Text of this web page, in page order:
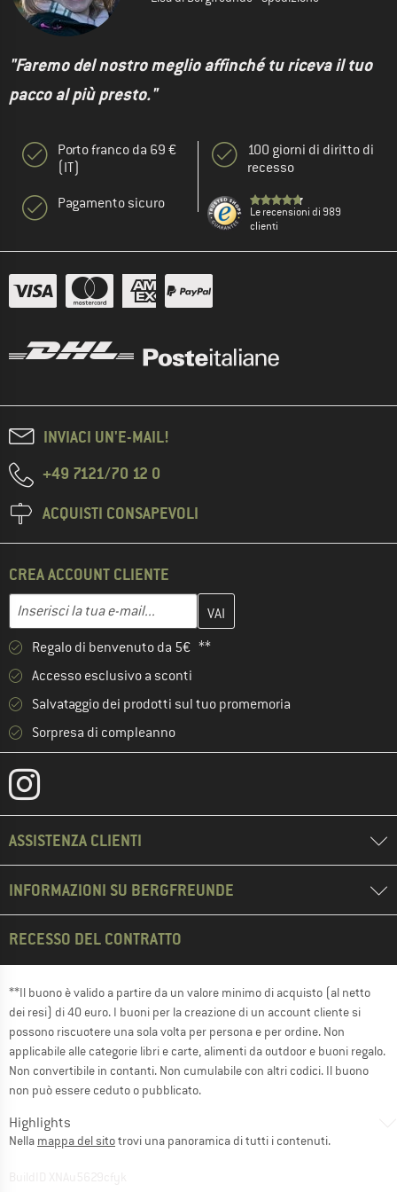
"Faremo del nostro meglio affinché tu riceva il tuo
pacco al più presto."
Porto franco da 69 €
(IT)
Pagamento sicuro
100 giorni di diritto di
recesso
Le recensioni di 989
clienti
INVIACI UN'E-MAIL!
+49 7121/70 12 0
ACQUISTI CONSAPEVOLI
CREA ACCOUNT CLIENTE
Indirizzo e-mail
Inserisci qui il tuo indirizzo e-mail e crea il tuo account cliente
Regalo di benvenuto da 5€ **
Accesso esclusivo a sconti
Salvataggio dei prodotti sul tuo promemoria
Sorpresa di compleanno
ASSISTENZA CLIENTI
INFORMAZIONI SU BERGFREUNDE
RECESSO DEL CONTRATTO
**Il buono è valido a partire da un valore minimo di acquisto (al netto
dei resi) di 40 euro. I buoni per la creazione di un account cliente si
possono riscuotere una sola volta per persona e per ordine. Non
applicabile alle categorie libri e carte, alimenti da outdoor e buoni regalo.
Non convertibile in contanti. Non cumulabile con altri codici. Il buono
non può essere ceduto o pubblicato.
Highlights
Nella mappa del sitotrovi una panoramica di tutti i contenuti.